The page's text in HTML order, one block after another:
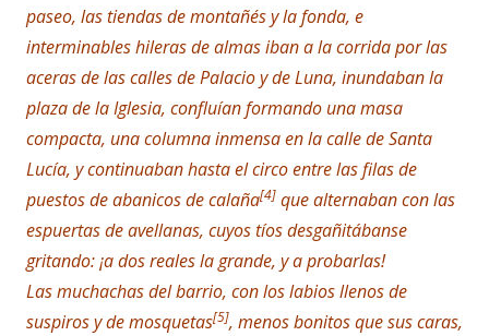
paseo, las tiendas de montañés y la fonda, e
interminables hileras de almas iban a la corrida por las
aceras de las calles de Palacio y de Luna, inundaban la
plaza de la Iglesia, confluían formando una masa
compacta, una columna inmensa en la calle de Santa
Lucía, y continuaban hasta el circo entre las filas de
puestos de abanicos de calaña[4] que alternaban con las
espuertas de avellanas, cuyos tíos desgañitábanse
gritando: ¡a dos reales la grande, y a probarlas!
Las muchachas del barrio, con los labios llenos de
suspiros y de mosquetas[5], menos bonitos que sus caras,